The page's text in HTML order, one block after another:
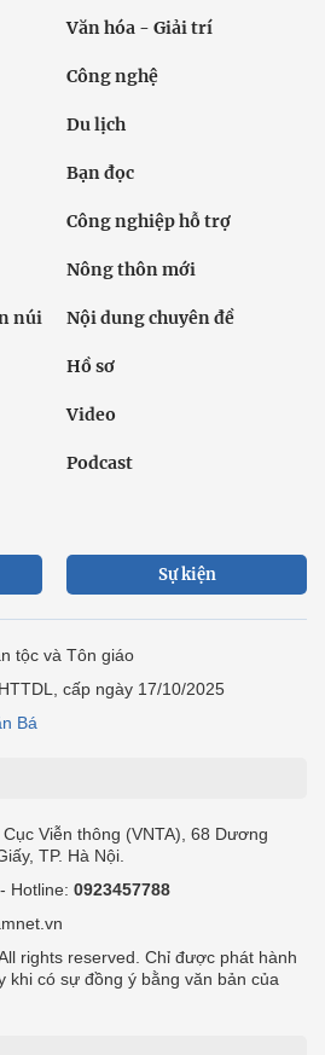
Văn hóa - Giải trí
Công nghệ
Du lịch
Bạn đọc
Công nghiệp hỗ trợ
Nông thôn mới
núi Nội dung chuyên đề
Hồ sơ
Video
Podcast
Sự kiện
tộc và Tôn giáo
cấp ngày 17/10/2025
Bá
Viễn thông (VNTA), 68 Dương
TP. Hà Nội.
- Hotline: 0923457788
rights reserved. Chỉ được phát hành
khi có sự đồng ý bằng văn bản của